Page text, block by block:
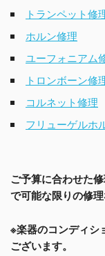
トランペット修
ホルン修理
ユーフォニアム
トロンボーン修
コルネット修理
フリューゲルホ
ご予算に合わせた
で可能な限りの修理
※楽器のコンディシ
ございます。